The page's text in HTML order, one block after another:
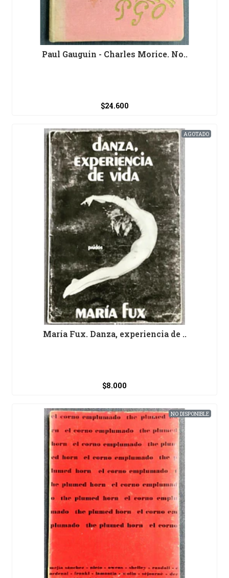
Paul Gauguin - Charles Morice. No..
$24.600
AGOTADO
María Fux. Danza, experiencia de ..
$8.000
NO DISPONIBLE